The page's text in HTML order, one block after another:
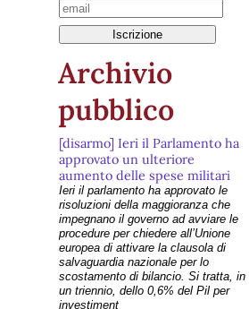
Archivio
pubblico
[disarmo] Ieri il Parlamento ha
approvato un ulteriore
aumento delle spese militari
Ieri il parlamento ha approvato le
risoluzioni della maggioranza che
impegnano il governo ad avviare le
procedure per chiedere all’Unione
europea di attivare la clausola di
salvaguardia nazionale per lo
scostamento di bilancio. Si tratta, in
un triennio, dello 0,6% del Pil per
investiment